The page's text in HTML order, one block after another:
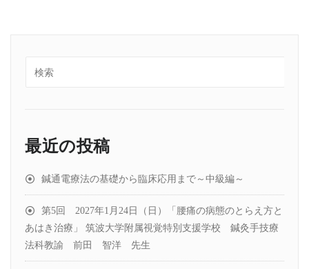
最近の投稿
鍼通電療法の基礎から臨床応用まで～中級編～
第5回 2027年1月24日（日）「腰痛の病態のとらえ方と
あはき治療」 筑波大学附属視覚特別支援学校 鍼灸手技療
法科教諭 前田 智洋 先生